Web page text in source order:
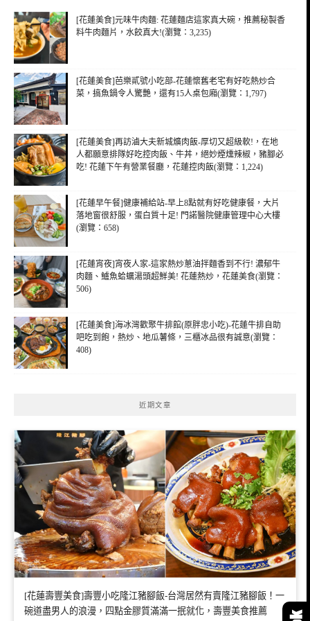
[花蓮美食]元味牛肉麵: 花蓮麵店這家真大碗，推薦秘製香
料牛肉麵片，水餃真大!(瀏覽：3,235)
[花蓮美食]芭樂貳號小吃部-花蓮懷舊老宅有好吃熱炒合
菜，搞魚鍋令人驚艷，還有15人桌包廂(瀏覽：1,797)
[花蓮美食]再訪滷大夫新城爌肉飯-厚切又超級軟!，在地
人都願意排隊好吃控肉飯、牛丼，絕妙煙燻辣椒，豬腳必
吃! 花蓮下午有營業餐廳，花蓮控肉飯(瀏覽：1,224)
[花蓮早午餐]健康補給站-早上8點就有好吃健康餐，大片
落地窗很舒服，蛋白質十足! 門諾醫院健康管理中心大樓
(瀏覽：658)
[花蓮宵夜]宵夜人家-這家熱炒蔥油拌麵香到不行! 濃郁牛
肉麵、鱸魚蛤蠣湯頭超鮮美! 花蓮熱炒，花蓮美食(瀏覽：
506)
[花蓮美食]海冰灣歡聚牛排館(原胖忠小吃)-花蓮牛排自助
吧吃到飽，熱炒、地瓜薯條，三櫃冰品很有誠意(瀏覽：
408)
近期文章
[花蓮壽豐美食]壽豐小吃隆江豬腳飯-台灣居然有賣隆江豬腳飯！一
碗道盡男人的浪漫，四點金膠質滿滿一抿就化，壽豐美食推薦